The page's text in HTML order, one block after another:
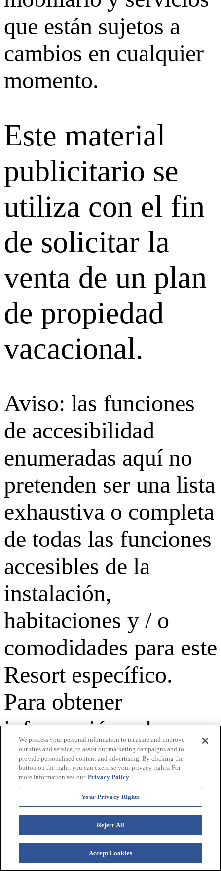
que están sujetos a
cambios en cualquier
momento.
Este material
publicitario se
utiliza con el fin
de solicitar la
venta de un plan
de propiedad
vacacional.
Aviso: las funciones
de accesibilidad
enumeradas aquí no
pretenden ser una lista
exhaustiva o completa
de todas las funciones
accesibles de la
instalación,
habitaciones y / o
comodidades para este
Resort específico.
Para obtener
información sobre
nuestra política de
accesibilidad, revise
nuestraPolítica de
accesibilidad.
We process your personal information to measure and improve
our sites and service, to assist our marketing campaigns and to
provide personalised content and advertising. By clicking the
button on the right, you can exercise your privacy rights. For
more information see our Privacy Policy
Your Privacy Rights
Reject All
Accept Cookies